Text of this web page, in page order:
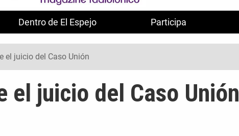
Dentro de El Espejo Participa
el juicio del Caso Unión
el juicio del Caso Unión